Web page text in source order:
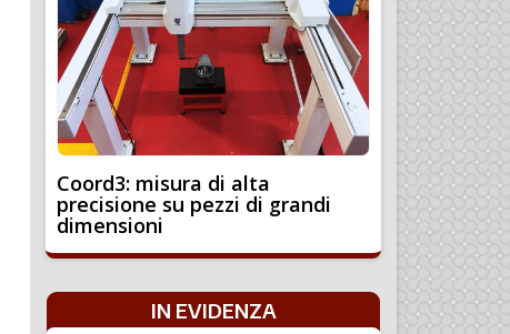
Coord3: misura di alta
precisione su pezzi di grandi
dimensioni
IN EVIDENZA